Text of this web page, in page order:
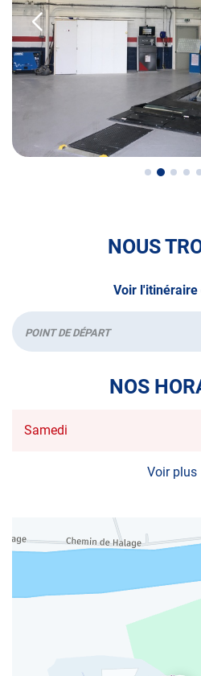
• le contrôle technique des
• le contrôle de la Catégorie L
roues, quad, voiturette, voiture
• le pré-contrôle contrôle
volontaire / partiel
N’attendez plus pour votre
véhicule : Prenez RDV dans votre
NOUS
Voir l'itinéraire
Départ
NOS
Horaires
Samedi
Voir plus
et
du
L'ISLE-
ADAM